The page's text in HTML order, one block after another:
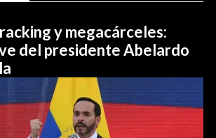
y megacárceles:
del presidente Abelardo